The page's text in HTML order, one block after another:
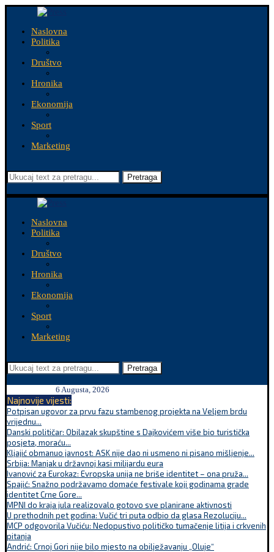
Naslovna
Politika
Društvo
Hronika
Ekonomija
Sport
Marketing
Pretraga
Naslovna
Politika
Društvo
Hronika
Ekonomija
Sport
Marketing
Pretraga
6 Augusta, 2026
Najnovije vijesti:
Potpisan ugovor za prvu fazu stambenog projekta na Veljem brdu
vrijednu...
Danski političar: Obilazak skupštine s Dajkovićem više bio turistička
posjeta, moraću...
Kljajić obmanuo javnost: ASK nije dao ni usmeno ni pisano mišljenje...
Srbija: Manjak u državnoj kasi milijardu eura
Ivanović za Eurokaz: Evropska unija ne briše identitet – ona pruža...
Spajić: Snažno podržavamo domaće festivale koji godinama grade
identitet Crne Gore...
MPNI do kraja jula realizovalo gotovo sve planirane aktivnosti
U prethodnih pet godina: Vučić tri puta odbio da glasa Rezoluciju...
MCP odgovorila Vučiću: Nedopustivo političko tumačenje litija i crkvenih
pitanja
Andrić: Crnoj Gori nije bilo mjesto na obilježavanju „Oluje“